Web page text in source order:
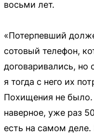
восьми лет.
«Потерпевший
сотовый телефон,
договаривались, но
я тогда с него их
Похищения не было.
наверное, уже раз
есть на самом